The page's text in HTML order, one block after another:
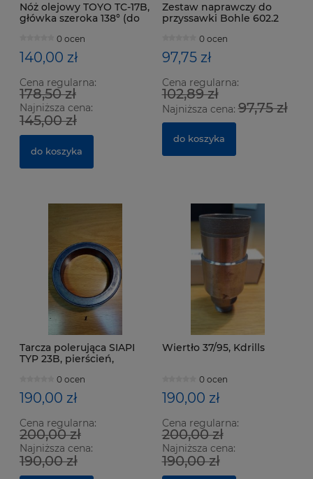
Nóż olejowy TOYO TC-17B,
główka szeroka 138° (do
0 ocen
140,00 zł
Cena regularna:
178,50 zł
Najniższa cena:
145,00 zł
do koszyka
Zestaw naprawczy do
przyssawki Bohle 602.2
0 ocen
97,75 zł
Cena regularna:
102,89 zł
Najniższa cena:97,75 zł
do koszyka
Tarcza polerująca SIAPI
TYP 23B, pierścień,
0 ocen
190,00 zł
Cena regularna:
200,00 zł
Najniższa cena:
190,00 zł
Wiertło 37/95, Kdrills
0 ocen
190,00 zł
Cena regularna:
200,00 zł
Najniższa cena:
190,00 zł